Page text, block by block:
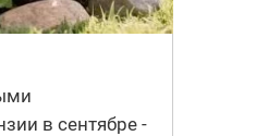
в сентябре -